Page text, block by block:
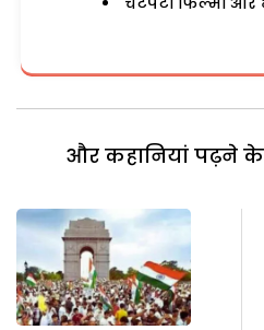
और कहानियां पढ़ने